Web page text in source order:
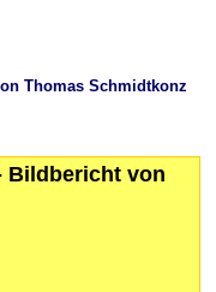
Thomas Schmidtkonz
Bildbericht von